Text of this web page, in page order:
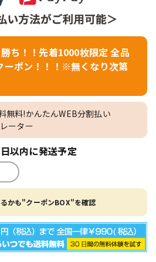
ち！！先着1000枚限定 全品
ーポン！！！※無くなり次第
無料!かんたんWEB分割払い
ーター
以内に発送予定
かも"クーポンBOX"を確認